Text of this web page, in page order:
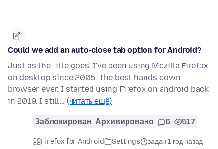
Could we add an auto-close tab option for Android?
Just as the title goes. I've been using Mozilla Firefox
on desktop since 2005. The best hands down
browser ever. I started using Firefox on android back
in 2019. I still… (читать ещё)
Заблокирован Архивировано 6 517
Firefox for Android Settings
задан 1 год назад